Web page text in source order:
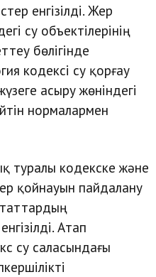
енгізілді. Жер
су объектілерінің
бөлігінде
кодексі су қорғау
асыру жөніндегі
нормалармен
туралы кодекске және
қойнауын пайдалану
Атап
су саласындағы